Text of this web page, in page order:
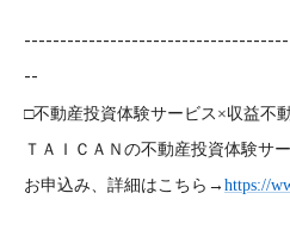
--
□不動産投資体験サービス×収益不
ＴＡＩＣＡＮの不動産投資体験サ
お申込み、詳細はこちら→ https://